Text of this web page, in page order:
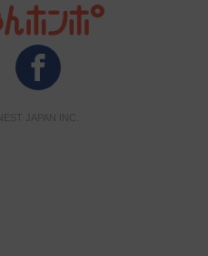
JAPAN INC.